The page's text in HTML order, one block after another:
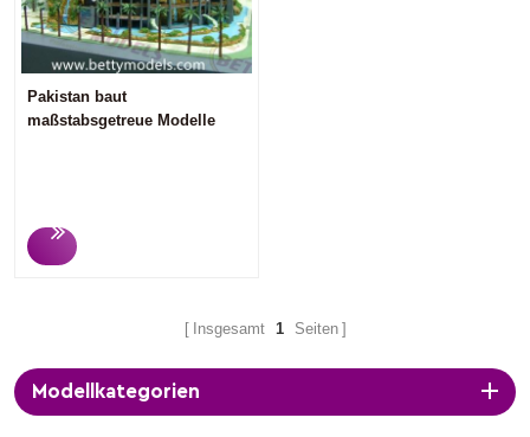
Pakistan baut
maßstabsgetreue Modelle
Insgesamt 1 Seiten
Modellkategorien